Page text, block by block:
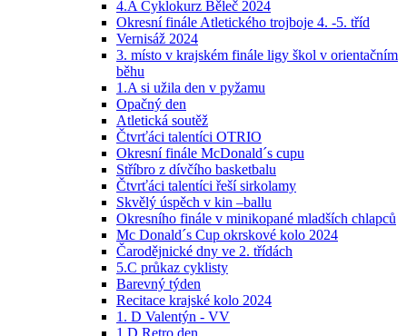
4.A Cyklokurz Běleč 2024
Okresní finále Atletického trojboje 4. -5. tříd
Vernisáž 2024
3. místo v krajském finále ligy škol v orientačním
běhu
1.A si užila den v pyžamu
Opačný den
Atletická soutěž
Čtvrťáci talentíci OTRIO
Okresní finále McDonald´s cupu
Stříbro z dívčího basketbalu
Čtvrťáci talentíci řeší sirkolamy
Skvělý úspěch v kin –ballu
Okresního finále v minikopané mladších chlapců
Mc Donald´s Cup okrskové kolo 2024
Čarodějnické dny ve 2. třídách
5.C průkaz cyklisty
Barevný týden
Recitace krajské kolo 2024
1. D Valentýn - VV